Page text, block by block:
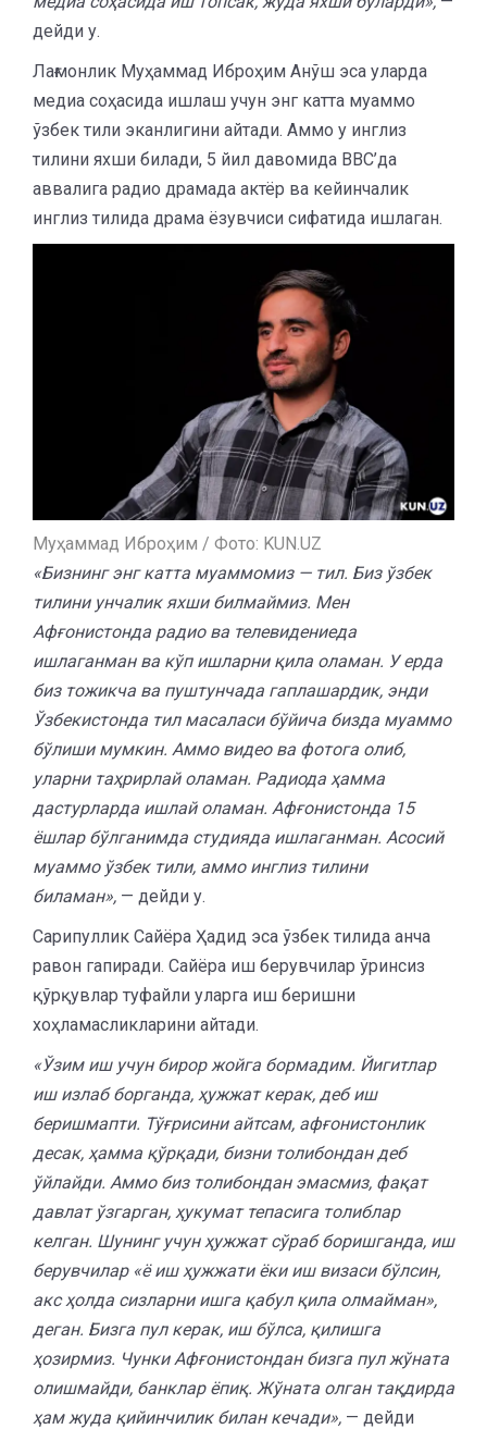
дейди у.
Лағмонлик Муҳаммад Иброҳим Анўш эса уларда
медиа соҳасида ишлаш учун энг катта муаммо
ўзбек тили эканлигини айтади. Аммо у инглиз
тилини яхши билади, 5 йил давомида BBC’да
аввалига радио драмада актёр ва кейинчалик
инглиз тилида драма ёзувчиси сифатида ишлаган.
Муҳаммад Иброҳим / Фото: KUN.UZ
«Бизнинг энг катта муаммомиз — тил. Биз ўзбек
тилини унчалик яхши билмаймиз. Мен
Афғонистонда радио ва телевидениеда
ишлаганман ва кўп ишларни қила оламан. У ерда
биз тожикча ва пуштунчада гаплашардик, энди
Ўзбекистонда тил масаласи бўйича бизда муаммо
бўлиши мумкин. Аммо видео ва фотога олиб,
уларни таҳрирлай оламан. Радиода ҳамма
дастурларда ишлай оламан. Афғонистонда 15
ёшлар бўлганимда студияда ишлаганман. Асосий
муаммо ўзбек тили, аммо инглиз тилини
биламан», — дейди у.
Сарипуллик Сайёра Ҳадид эса ўзбек тилида анча
равон гапиради. Сайёра иш берувчилар ўринсиз
қўрқувлар туфайли уларга иш беришни
хоҳламасликларини айтади.
«Ўзим иш учун бирор жойга бормадим. Йигитлар
иш излаб борганда, ҳужжат керак, деб иш
беришмапти. Тўғрисини айтсам, афғонистонлик
десак, ҳамма қўрқади, бизни толибондан деб
ўйлайди. Аммо биз толибондан эмасмиз, фақат
давлат ўзгарган, ҳукумат тепасига толиблар
келган. Шунинг учун ҳужжат сўраб боришганда, иш
берувчилар «ё иш ҳужжати ёки иш визаси бўлсин,
акс ҳолда сизларни ишга қабул қила олмайман»,
деган. Бизга пул керак, иш бўлса, қилишга
ҳозирмиз. Чунки Афғонистондан бизга пул жўната
олишмайди, банклар ёпиқ. Жўната олган тақдирда
ҳам жуда қийинчилик билан кечади», — дейди